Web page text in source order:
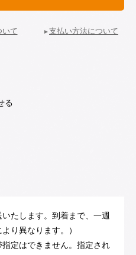
いて 支払い方法について
る
たします。到着まで、一週
り異なります。）
定はできません。指定され